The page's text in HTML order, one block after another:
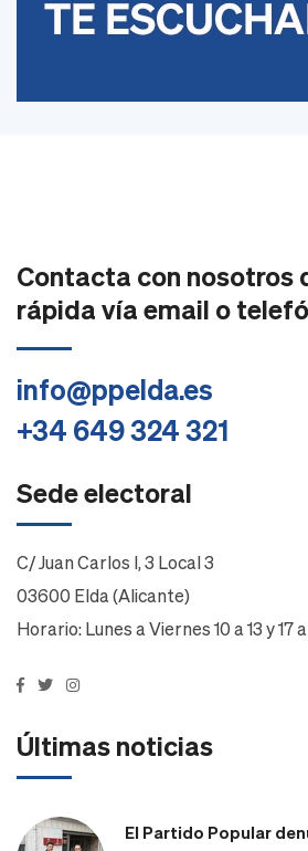
Contacta con nosotros
rápida vía email o
info@ppelda.es
+34 649 324 321
Sede electoral
C/ Juan Carlos I, 3 Local 3
03600 Elda (Alicante)
Horario: Lunes a Viernes 10 a 13 y 17 a
Últimas noticias
El Partido Popular